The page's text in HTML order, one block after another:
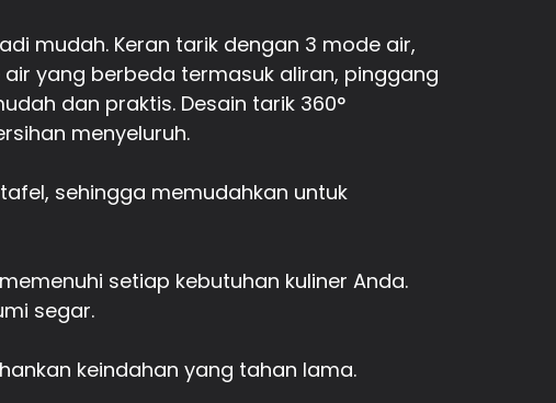
mudah. ​​Keran tarik dengan 3 mode air,
yang berbeda termasuk aliran, pinggang
dan praktis. Desain tarik 360°
menyeluruh.
sehingga memudahkan untuk
setiap kebutuhan kuliner Anda.
segar.
keindahan yang tahan lama.